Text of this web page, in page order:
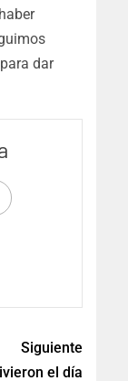
dar
Siguiente
el día